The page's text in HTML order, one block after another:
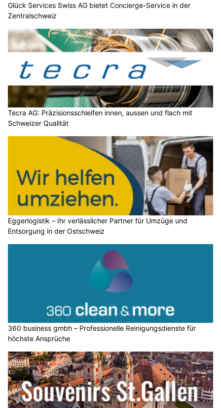
Glück Services Swiss AG bietet Concierge-Service in der
Zentralschweiz
Tecra AG: Präzisionsschleifen innen, aussen und flach mit
Schweizer Qualität
Eggerlogistik – Ihr verlässlicher Partner für Umzüge und
Entsorgung in der Ostschweiz
360 business gmbh – Professionelle Reinigungsdienste für
höchste Ansprüche